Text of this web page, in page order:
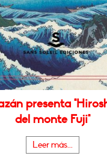
presenta
del monte Fuji"
Leer más...